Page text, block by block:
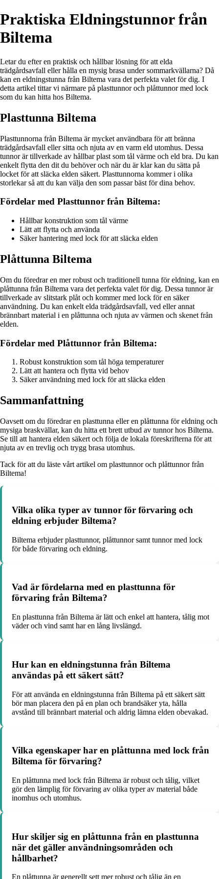
Praktiska Eldningstunnor från
Biltema
Letar du efter en praktisk och hållbar lösning för att elda
trädgårdsavfall eller hålla en mysig brasa under sommarkvällarna? Då
kan en eldningstunna från Biltema vara det perfekta valet för dig. I
detta artikel tittar vi närmare på plasttunnor och plåttunnor med lock
som du kan hitta hos Biltema.
Plasttunna Biltema
Plasttunnorna från Biltema är mycket användbara för att bränna
trädgårdsavfall eller sitta och njuta av en varm eld utomhus. Dessa
tunnor är tillverkade av hållbar plast som tål värme och eld bra. Du kan
enkelt flytta den dit du behöver och när du är klar kan du sätta på
locket för att släcka elden säkert. Plasttunnorna kommer i olika
storlekar så att du kan välja den som passar bäst för dina behov.
Fördelar med Plasttunnor från Biltema:
Hållbar konstruktion som tål värme
Lätt att flytta och använda
Säker hantering med lock för att släcka elden
Plåttunna Biltema
Om du föredrar en mer robust och traditionell tunna för eldning, kan en
plåttunna från Biltema vara det perfekta valet för dig. Dessa tunnor är
tillverkade av slitstark plåt och kommer med lock för en säker
användning. Du kan enkelt elda trädgårdsavfall, ved eller annat
brännbart material i en plåttunna och njuta av värmen och skenet från
elden.
Fördelar med Plåttunnor från Biltema:
Robust konstruktion som tål höga temperaturer
Lätt att hantera och flytta vid behov
Säker användning med lock för att släcka elden
Sammanfattning
Oavsett om du föredrar en plasttunna eller en plåttunna för eldning och
mysiga braskvällar, kan du hitta ett brett utbud av tunnor hos Biltema.
Se till att hantera elden säkert och följa de lokala föreskrifterna för att
njuta av en trevlig och trygg brasa utomhus.
Tack för att du läste vårt artikel om plasttunnor och plåttunnor från
Biltema!
Vilka olika typer av tunnor för förvaring och
eldning erbjuder Biltema?
Biltema erbjuder plasttunnor, plåttunnor samt tunnor med lock
för både förvaring och eldning.
Vad är fördelarna med en plasttunna för
förvaring från Biltema?
En plasttunna från Biltema är lätt och enkel att hantera, tålig mot
väder och vind samt har en lång livslängd.
Hur kan en eldningstunna från Biltema
användas på ett säkert sätt?
För att använda en eldningstunna från Biltema på ett säkert sätt
bör man placera den på en plan och brandsäker yta, hålla
avstånd till brännbart material och aldrig lämna elden obevakad.
Vilka egenskaper har en plåttunna med lock från
Biltema för förvaring?
En plåttunna med lock från Biltema är robust och tålig, vilket
gör den lämplig för förvaring av olika typer av material både
inomhus och utomhus.
Hur skiljer sig en plåttunna från en plasttunna
när det gäller användningsområden och
hållbarhet?
En plåttunna är generellt sett mer robust och tålig än en